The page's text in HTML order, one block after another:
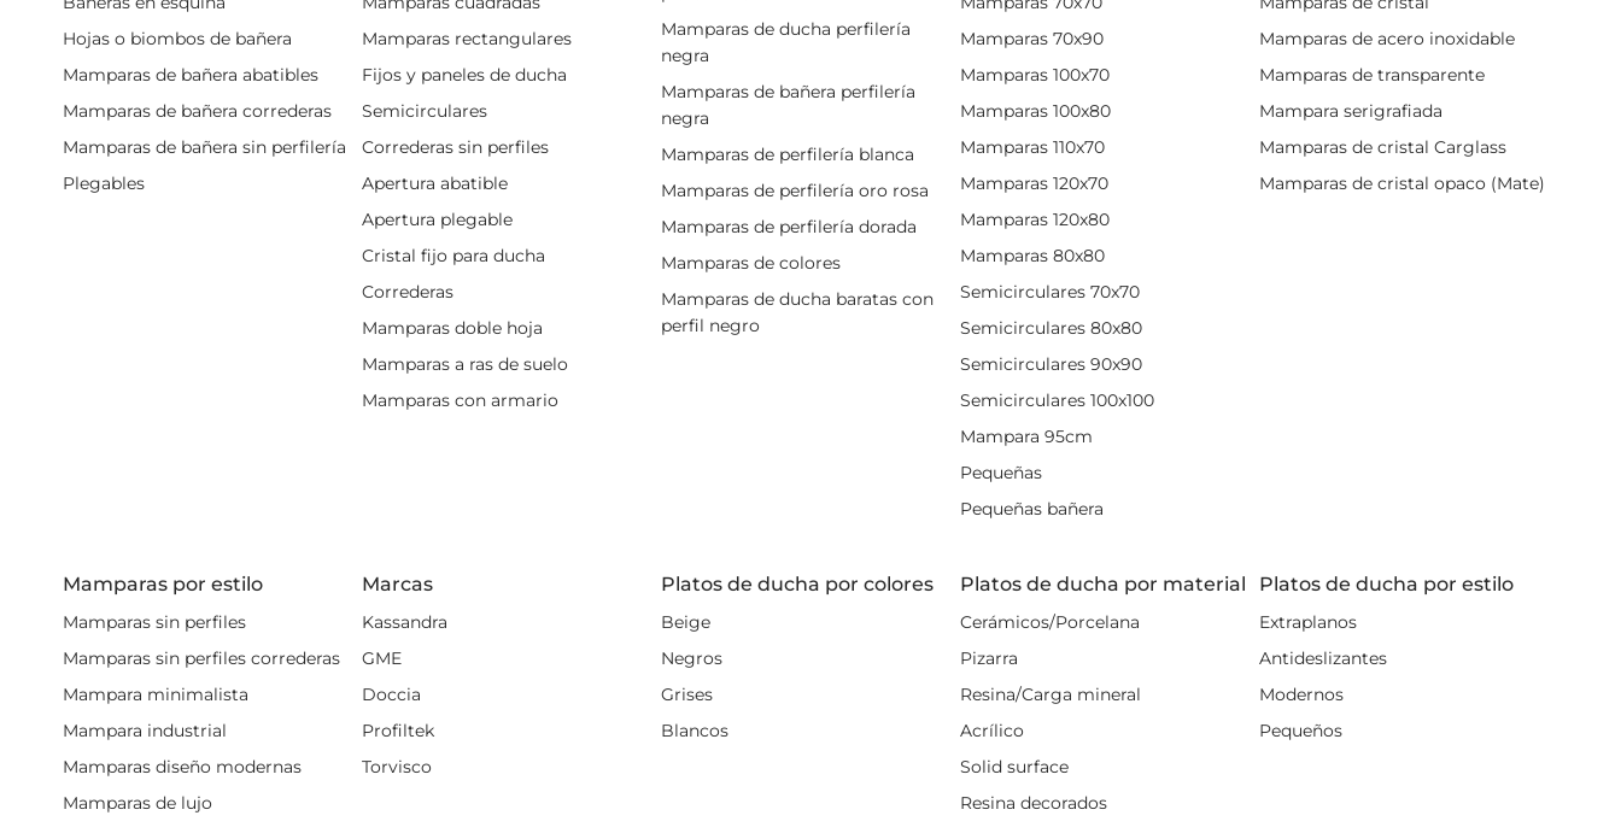
para poner una abatible. En este caso, las hojas se abren al interior, permitiendo igualmente un
espacio de entrada y salida al plato o bañera.
Si pensabas comprar una mampara Kassandra plegable y el precio crees que puede ser un impedimento,
antes de nada, ¡compruébalo! En Solomamparas
ajustamos los precios todo lo posiblepara que puedas
disfrutar de modelos de última generación al mejor importe posible.
Antes de comprar una mampara Kassandra plegable recuerda medir correctamente el plato de ducha o
bañera. Estas mamparas
y con sus perfiles de compensación no tendrás
problema al instalar, pero ¡tienes que pedir la medida correcta!
Hojas o biombos de bañera
Mamparas de bañera abatibles
Mamparas de bañera correderas
Mamparas de bañera sin perfilería
Plegables
Mamparas rectangulares
Fijos y paneles de ducha
Semicirculares
Correderas sin perfiles
Apertura abatible
Apertura plegable
Cristal fijo para ducha
Correderas
Mamparas doble hoja
Mamparas a ras de suelo
Mamparas con armario
Mamparas de ducha perfilería
negra
Mamparas de bañera perfilería
negra
Mamparas de perfilería blanca
Mamparas de perfilería oro rosa
Mamparas de perfilería dorada
Mamparas de colores
Mamparas de ducha baratas con
perfil negro
Mamparas 70x90
Mamparas 100x70
Mamparas 100x80
Mamparas 110x70
Mamparas 120x70
Mamparas 120x80
Mamparas 80x80
Semicirculares 70x70
Semicirculares 80x80
Semicirculares 90x90
Semicirculares 100x100
Mampara 95cm
Pequeñas
Pequeñas bañera
Mamparas de acero inoxidable
Mamparas de transparente
Mampara serigrafiada
Mamparas de cristal Carglass
Mamparas de cristal opaco (Mate)
Mamparas por estilo
Mamparas sin perfiles
Mamparas sin perfiles correderas
Mampara minimalista
Mampara industrial
Mamparas diseño modernas
Mamparas de lujo
Marcas
Kassandra
GME
Doccia
Profiltek
Torvisco
Platos de ducha por colores
Beige
Negros
Grises
Blancos
Platos de ducha por material
Cerámicos/Porcelana
Pizarra
Resina/Carga mineral
Acrílico
Solid surface
Resina decorados
Platos de ducha por estilo
Extraplanos
Antideslizantes
Modernos
Pequeños